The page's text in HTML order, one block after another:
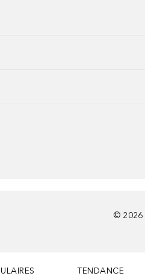
© 2026
TENDANCE